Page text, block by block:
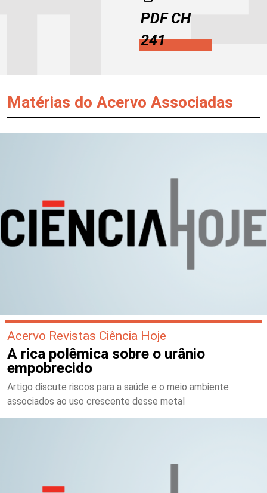
PDF CH
241
Matérias do Acervo Associadas
Acervo Revistas Ciência Hoje
A rica polêmica sobre o urânio
empobrecido
Artigo discute riscos para a saúde e o meio ambiente
associados ao uso crescente desse metal